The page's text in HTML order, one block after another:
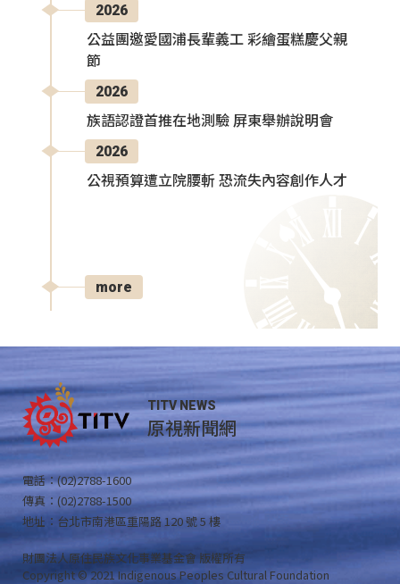
2026
公益團邀愛國浦長輩義工 彩繪蛋糕慶父親
節
2026
族語認證首推在地測驗 屏東舉辦說明會
2026
公視預算遭立院腰斬 恐流失內容創作人才
more
TITV NEWS
原視新聞網
電話：(02)2788-1600
傳真：(02)2788-1500
地址：台北市南港區重陽路 120 號 5 樓
財團法人原住民族文化事業基金會 版權所有
Copyright © 2021 Indigenous Peoples Cultural Foundation